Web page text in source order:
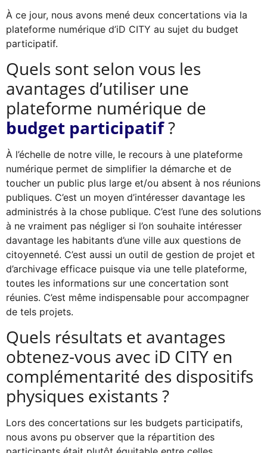
À ce jour, nous avons mené deux concertations via la
plateforme numérique d’iD CITY au sujet du budget
participatif.
Quels sont selon vous les
avantages d’utiliser une
plateforme numérique de
budget participatif?
À l’échelle de notre ville, le recours à une plateforme
numérique permet de simplifier la démarche et de
toucher un public plus large et/ou absent à nos réunions
publiques. C’est un moyen d’intéresser davantage les
administrés à la chose publique. C’est l’une des solutions
à ne vraiment pas négliger si l’on souhaite intéresser
davantage les habitants d’une ville aux questions de
citoyenneté. C’est aussi un outil de gestion de projet et
d’archivage efficace puisque via une telle plateforme,
toutes les informations sur une concertation sont
réunies. C’est même indispensable pour accompagner
de tels projets.
Quels résultats et avantages
obtenez-vous avec iD CITY en
complémentarité des dispositifs
physiques existants ?
Lors des concertations sur les budgets participatifs,
nous avons pu observer que la répartition des